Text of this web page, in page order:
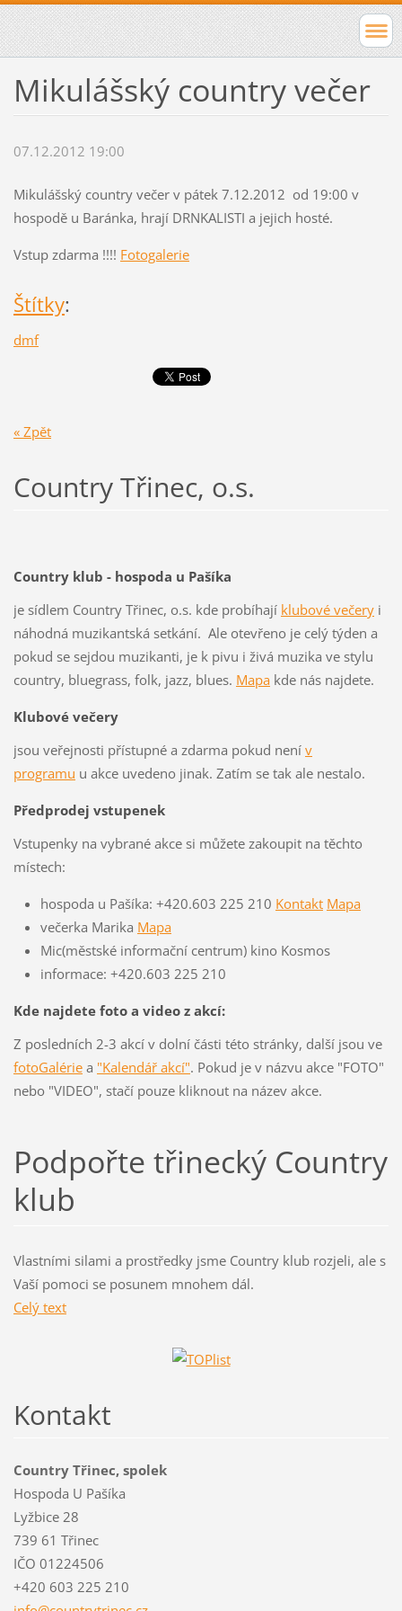
Mikulášský country večer
07.12.2012 19:00
Mikulášský country večer v pátek 7.12.2012 od 19:00 v
hospodě u Baránka, hrají DRNKALISTI a jejich hosté.
Vstup zdarma !!!! Fotogalerie
Štítky:
dmf
« Zpět
Country Třinec, o.s.
Country klub - hospoda u Pašíka
je sídlem Country Třinec, o.s. kde probíhají klubové večeryi
náhodná muzikantská setkání. Ale otevřeno je celý týden a
pokud se sejdou muzikanti, je k pivu i živá muzika ve stylu
country, bluegrass, folk, jazz, blues. Mapakde nás najdete.
Klubové večery
jsou veřejnosti přístupné a zdarma pokud není v
programu u akce uvedeno jinak. Zatím se tak ale nestalo.
Předprodej vstupenek
Vstupenky na vybrané akce si můžete zakoupit na těchto
místech:
hospoda u Pašíka: +420.603 225 210 Kontakt Mapa
večerka Marika Mapa
Mic(městské informační centrum) kino Kosmos
informace: +420.603 225 210
Kde najdete foto a video z akcí:
Z posledních 2-3 akcí v dolní části této stránky, další jsou ve
fotoGalériea "Kalendář akcí". Pokud je v názvu akce "FOTO"
nebo "VIDEO", stačí pouze kliknout na název akce.
Podpořte třinecký Country
klub
Vlastními silami a prostředky jsme Country klub rozjeli, ale s
Vaší pomoci se posunem mnohem dál.
Celý text
Kontakt
Country Třinec, spolek
Hospoda U Pašíka
Lyžbice 28
739 61 Třinec
IČO 01224506
+420 603 225 210